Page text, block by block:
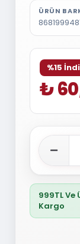
ÜRÜN
%15
₺
999TL Ve
Kargo